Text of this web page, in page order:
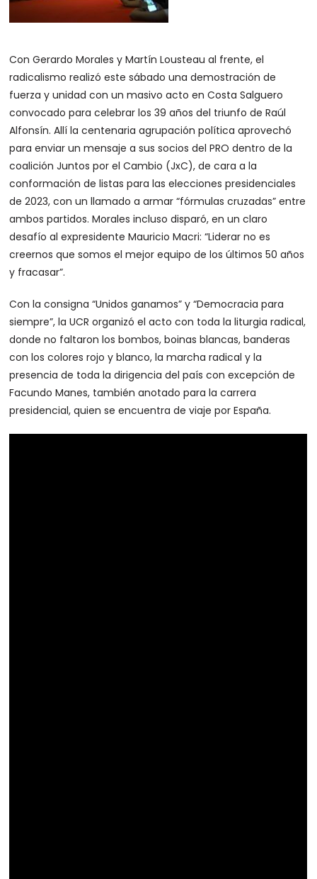
Con Gerardo Morales y Martín Lousteau al frente, el
radicalismo realizó este sábado una demostración de
fuerza y unidad con un masivo acto en Costa Salguero
convocado para celebrar los 39 años del triunfo de Raúl
Alfonsín. Allí la centenaria agrupación política aprovechó
para enviar un mensaje a sus socios del PRO dentro de la
coalición Juntos por el Cambio (JxC), de cara a la
conformación de listas para las elecciones presidenciales
de 2023, con un llamado a armar “fórmulas cruzadas” entre
ambos partidos. Morales incluso disparó, en un claro
desafío al expresidente Mauricio Macri: “Liderar no es
creernos que somos el mejor equipo de los últimos 50 años
y fracasar”.
Con la consigna “Unidos ganamos” y “Democracia para
siempre”, la UCR organizó el acto con toda la liturgia radical,
donde no faltaron los bombos, boinas blancas, banderas
con los colores rojo y blanco, la marcha radical y la
presencia de toda la dirigencia del país con excepción de
Facundo Manes, también anotado para la carrera
presidencial, quien se encuentra de viaje por España.